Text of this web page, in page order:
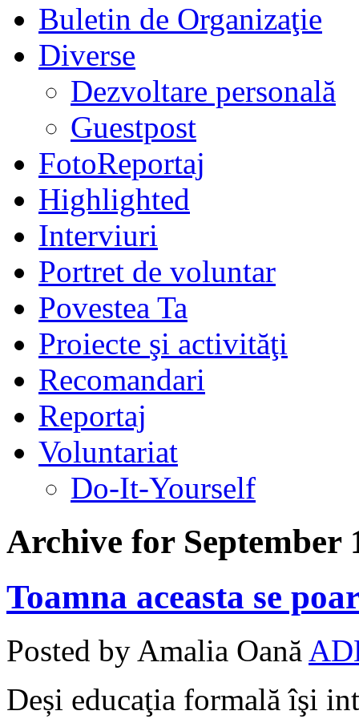
Buletin de Organizaţie
Diverse
Dezvoltare personală
Guestpost
FotoReportaj
Highlighted
Interviuri
Portret de voluntar
Povestea Ta
Proiecte şi activităţi
Recomandari
Reportaj
Voluntariat
Do-It-Yourself
Archive for September
Toamna aceasta se
Posted by Amalia Oană
Deși educaţia formală îşi